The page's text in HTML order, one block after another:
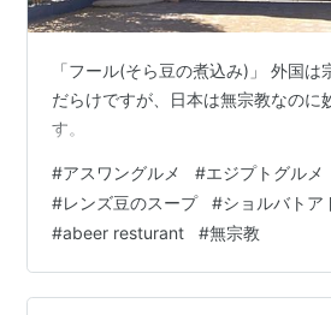
「フール(そら豆の煮込み)」 外国
だらけですが、日本は無宗教なのに
す。
#アスワングルメ #エジプトグルメ
#レンズ豆のスープ #ショルバトア
#abeer resturant #無宗教